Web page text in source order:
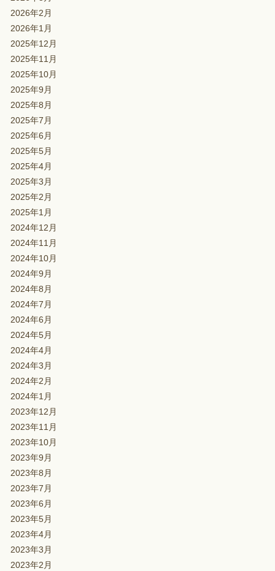
2026年2月
2026年1月
2025年12月
2025年11月
2025年10月
2025年9月
2025年8月
2025年7月
2025年6月
2025年5月
2025年4月
2025年3月
2025年2月
2025年1月
2024年12月
2024年11月
2024年10月
2024年9月
2024年8月
2024年7月
2024年6月
2024年5月
2024年4月
2024年3月
2024年2月
2024年1月
2023年12月
2023年11月
2023年10月
2023年9月
2023年8月
2023年7月
2023年6月
2023年5月
2023年4月
2023年3月
2023年2月